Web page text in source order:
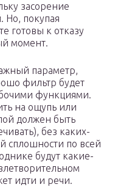
засорение
Но, покупая
готовы к отказу
момент.
параметр,
фильтр будет
функциями.
на ощупь или
должен быть
без каких-
сплошности по всей
будут какие-
идти и речи.